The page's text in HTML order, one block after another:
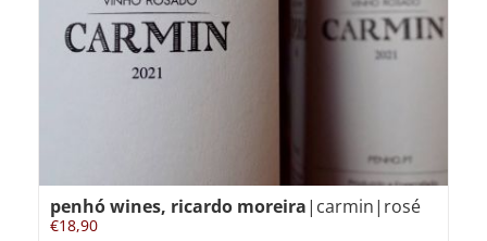
penhó wines, ricardo moreira|carmin|rosé
€18,90